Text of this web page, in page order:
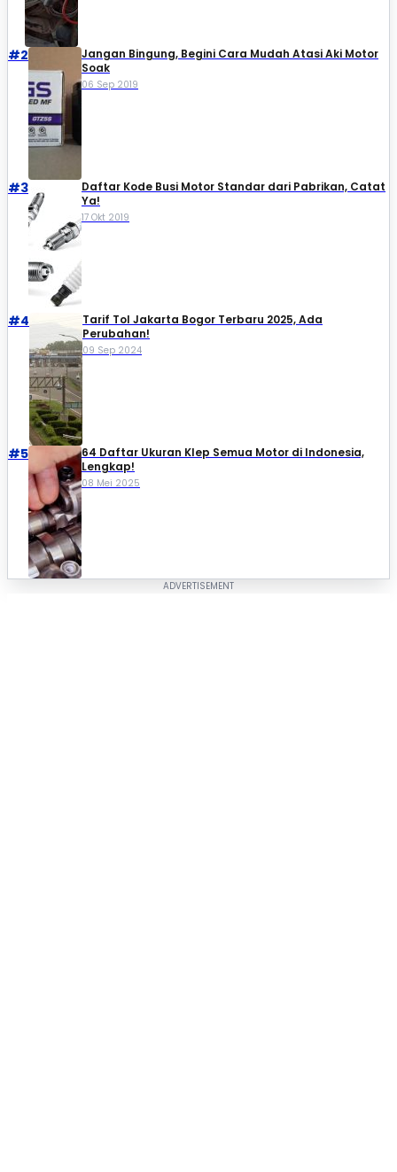
#2
Jangan Bingung, Begini Cara Mudah Atasi Aki Motor
Soak
06 Sep 2019
#3
Daftar Kode Busi Motor Standar dari Pabrikan, Catat
Ya!
17 Okt 2019
#4
Tarif Tol Jakarta Bogor Terbaru 2025, Ada
Perubahan!
09 Sep 2024
#5
64 Daftar Ukuran Klep Semua Motor di Indonesia,
Lengkap!
08 Mei 2025